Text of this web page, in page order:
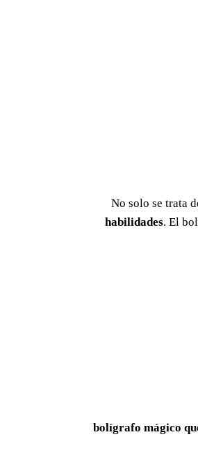
No solo se trata
habilidades. El
bolígrafo mágico